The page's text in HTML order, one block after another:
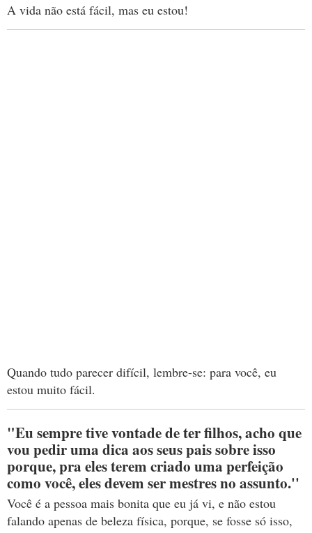
A vida não está fácil, mas eu estou!
Quando tudo parecer difícil, lembre-se: para você, eu
estou muito fácil.
"Eu sempre tive vontade de ter filhos, acho que
vou pedir uma dica aos seus pais sobre isso
porque, pra eles terem criado uma perfeição
como você, eles devem ser mestres no assunto.''
Você é a pessoa mais bonita que eu já vi, e não estou
falando apenas de beleza física, porque, se fosse só isso,